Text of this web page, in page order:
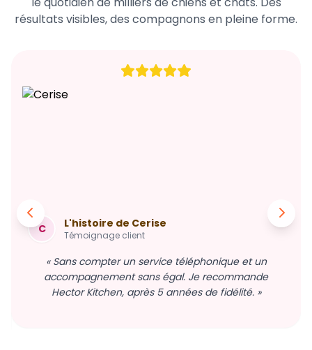
résultats visibles, des compagnons en pleine forme.
C L'histoire de Cerise
Témoignage client
« Sans compter un service téléphonique et un
accompagnement sans égal. Je recommande
Hector Kitchen, après 5 années de fidélité. »